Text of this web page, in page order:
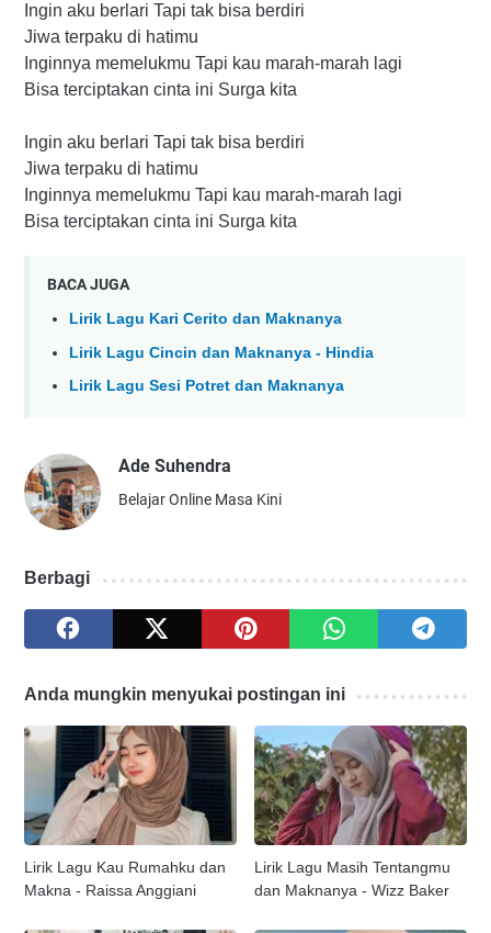
Ingin aku berlari Tapi tak bisa berdiri
Jiwa terpaku di hatimu
Inginnya memelukmu Tapi kau marah-marah lagi
Bisa terciptakan cinta ini Surga kita
Ingin aku berlari Tapi tak bisa berdiri
Jiwa terpaku di hatimu
Inginnya memelukmu Tapi kau marah-marah lagi
Bisa terciptakan cinta ini Surga kita
BACA JUGA
Lirik Lagu Kari Cerito dan Maknanya
Lirik Lagu Cincin dan Maknanya - Hindia
Lirik Lagu Sesi Potret dan Maknanya
Ade Suhendra
Belajar Online Masa Kini
Berbagi
Anda mungkin menyukai postingan ini
Lirik Lagu Kau Rumahku dan
Makna - Raissa Anggiani
Lirik Lagu Masih Tentangmu
dan Maknanya - Wizz Baker